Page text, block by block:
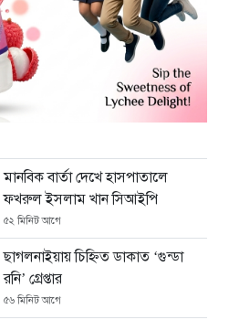
মানবিক বার্তা দেখে হাসপাতালে
ফখরুল ইসলাম খান সিআইপি
৫২ মিনিট আগে
ছাগলনাইয়ায় চিহ্নিত ডাকাত ‘গুন্ডা
রনি’ গ্রেপ্তার
৫৬ মিনিট আগে